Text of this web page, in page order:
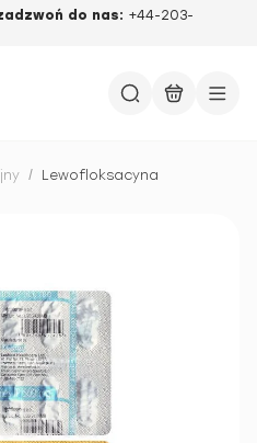
do nas: +44-203-
/ Lewofloksacyna